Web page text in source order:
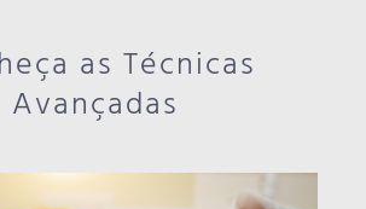
as Técnicas
Avançadas